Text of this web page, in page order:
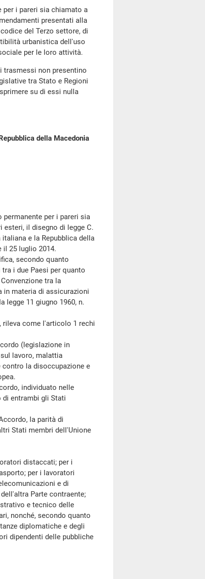
i pareri sia chiamato a
presentati alla
del Terzo settore, di
urbanistica dell'uso
per le loro attività.
trasmessi non presentino
tra Stato e Regioni
su di essi nulla
della Macedonia
per i pareri sia
il disegno di legge C.
e la Repubblica della
il 25 luglio 2014.
secondo quanto
i due Paesi per quanto
tra la
in materia di assicurazioni
legge 11 giugno 1960, n.
come l'articolo 1 rechi
(legislazione in
lavoro, malattia
la disoccupazione e
individuato nelle
entrambi gli Stati
la parità di
Stati membri dell'Unione
distaccati; per i
per i lavoratori
e di
Parte contraente;
e tecnico delle
nonché, secondo quanto
diplomatiche e degli
dipendenti delle pubbliche